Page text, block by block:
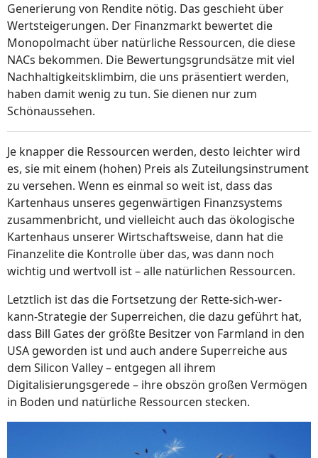
Generierung von Rendite nötig. Das geschieht über
Wertsteigerungen. Der Finanzmarkt bewertet die
Monopolmacht über natürliche Ressourcen, die diese
NACs bekommen. Die Bewertungsgrundsätze mit viel
Nachhaltigkeitsklimbim, die uns präsentiert werden,
haben damit wenig zu tun. Sie dienen nur zum
Schönaussehen.
Je knapper die Ressourcen werden, desto leichter wird
es, sie mit einem (hohen) Preis als Zuteilungsinstrument
zu versehen. Wenn es einmal so weit ist, dass das
Kartenhaus unseres gegenwärtigen Finanzsystems
zusammenbricht, und vielleicht auch das ökologische
Kartenhaus unserer Wirtschaftsweise, dann hat die
Finanzelite die Kontrolle über das, was dann noch
wichtig und wertvoll ist – alle natürlichen Ressourcen.
Letztlich ist das die Fortsetzung der Rette-sich-wer-
kann-Strategie der Superreichen, die dazu geführt hat,
dass Bill Gates der größte Besitzer von Farmland in den
USA geworden ist und auch andere Superreiche aus
dem Silicon Valley – entgegen all ihrem
Digitalisierungsgerede – ihre obszön großen Vermögen
in Boden und natürliche Ressourcen stecken.